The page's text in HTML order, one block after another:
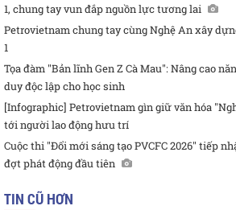
1, chung tay vun đắp nguồn lực tương lai
Petrovietnam chung tay cùng Nghệ An xây
1
Tọa đàm "Bản lĩnh Gen Z Cà Mau": Nâng cao
duy độc lập cho học sinh
[Infographic] Petrovietnam gìn giữ văn hóa
tới người lao động hưu trí
Cuộc thi "Đổi mới sáng tạo PVCFC 2026" tiếp
đợt phát động đầu tiên
TIN CŨ HƠN